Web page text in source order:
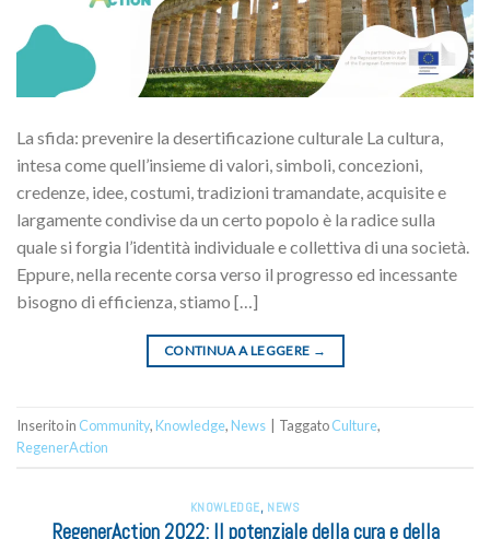
La sfida: prevenire la desertificazione culturale La cultura,
intesa come quell’insieme di valori, simboli, concezioni,
credenze, idee, costumi, tradizioni tramandate, acquisite e
largamente condivise da un certo popolo è la radice sulla
quale si forgia l’identità individuale e collettiva di una società.
Eppure, nella recente corsa verso il progresso ed incessante
bisogno di efficienza, stiamo […]
CONTINUA A LEGGERE →
Inserito in Community, Knowledge, News TaggatoCulture,
RegenerAction
KNOWLEDGE, NEWS
RegenerAction 2022: Il potenziale della cura e della